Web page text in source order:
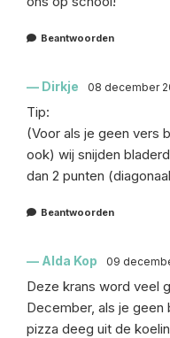
Beantwoorden
Dirkje 08 december
Tip:
(Voor als je geen vers
ook) wij snijden
dan 2 punten
Beantwoorden
Alda Kop 09
Deze krans word veel
December, als je
pizza deeg uit de